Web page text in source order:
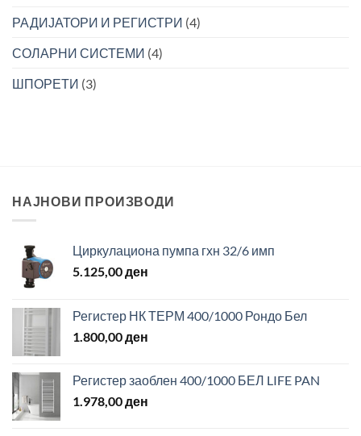
РАДИЈАТОРИ И РЕГИСТРИ (4)
СОЛАРНИ СИСТЕМИ (4)
ШПОРЕТИ (3)
НАЈНОВИ ПРОИЗВОДИ
Циркулациона пумпа гхн 32/6 имп
5.125,00ден
Регистер НК ТЕРМ 400/1000 Рондо Бел
1.800,00ден
Регистер заоблен 400/1000 БЕЛ LIFE PAN
1.978,00ден